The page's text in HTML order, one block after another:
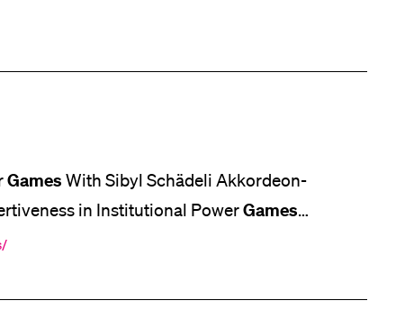
Games With Sibyl Schädeli Akkordeon-
in Institutional PowerGames